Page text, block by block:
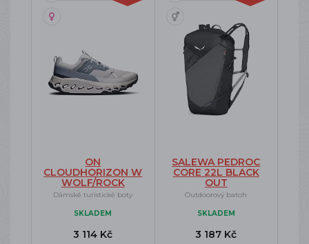
ON
CLOUDHORIZON W
WOLF/ROCK
Dámské turistické boty
SKLADEM
3 114 Kč
SALEWA PEDROC
CORE 22L BLACK
OUT
Outdoorový batoh
SKLADEM
3 187 Kč